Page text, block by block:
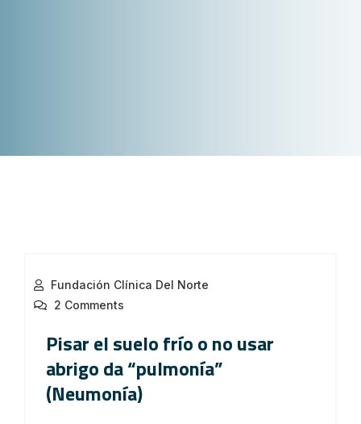
Fundación Clínica Del Norte
2 Comments
Pisar el suelo frío o no usar
abrigo da “pulmonía”
(Neumonía)